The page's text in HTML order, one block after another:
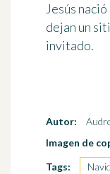
Jesús
dejan un
invitado.
Autor:
Imagen de
Tags: